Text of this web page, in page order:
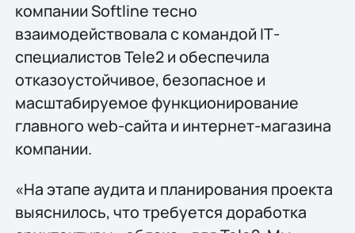
компании Softline тесно
взаимодействовала с командой IТ-
специалистов Tele2 и обеспечила
отказоустойчивое, безопасное и
масштабируемое функционирование
главного web-сайта и интернет-магазина
компании.
«На этапе аудита и планирования проекта
выяснилось, что требуется доработка